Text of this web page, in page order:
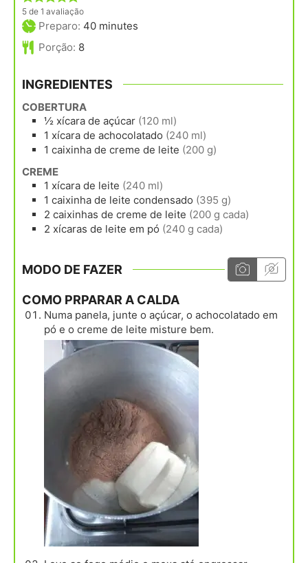
5 de 1 avaliação
Preparo: 40minutes
minutes
Porção: 8
INGREDIENTES
COBERTURA
½ xícara de açúcar (120 ml)
1 xícara de achocolatado (240 ml)
1 caixinha de creme de leite (200 g)
CREME
1 xícara de leite (240 ml)
1 caixinha de leite condensado (395 g)
2 caixinhas de creme de leite (200 g cada)
2 xícaras de leite em pó (240 g cada)
MODO DE FAZER
COMO PRPARAR A CALDA
Numa panela, junte o açúcar, o achocolatado em
pó e o creme de leite misture bem.